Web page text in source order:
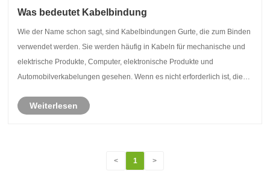
Was bedeutet Kabelbindung
Wie der Name schon sagt, sind Kabelbindungen Gurte, die zum Binden
verwendet werden. Sie werden häufig in Kabeln für mechanische und
elektrische Produkte, Computer, elektronische Produkte und
Automobilverkabelungen gesehen. Wenn es nicht erforderlich ist, die
Weiterlesen
< 1 >